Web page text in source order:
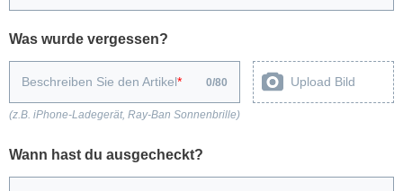
Was wurde vergessen?
Beschreiben Sie den Artikel 0/80 Upload Bild
(z.B. iPhone-Ladegerät, Ray-Ban Sonnenbrille)
Wann hast du ausgecheckt?